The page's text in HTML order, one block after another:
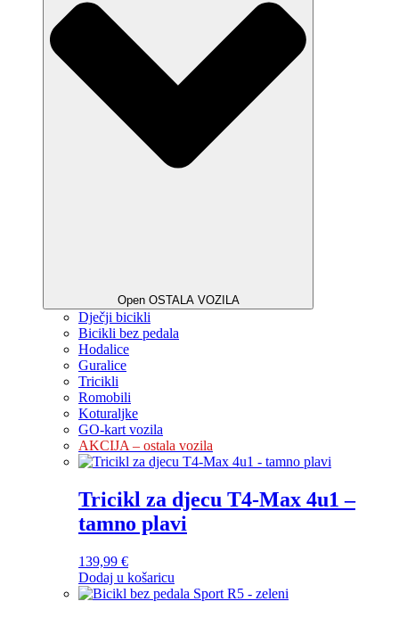
Open OSTALA VOZILA
Dječji bicikli
Bicikli bez pedala
Hodalice
Guralice
Tricikli
Romobili
Koturaljke
GO-kart vozila
AKCIJA – ostala vozila
Tricikl za djecu T4-Max 4u1 –
tamno plavi
139,99 €
Dodaj u košaricu